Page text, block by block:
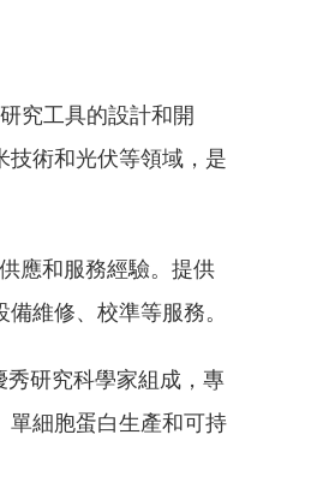
究工具的設計和開
技術和光伏等領域，是
應和服務經驗。提供
維修、校準等服務。
秀研究科學家組成，專
單細胞蛋白生產和可持